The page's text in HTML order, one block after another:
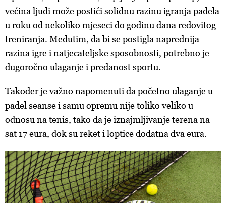
većina ljudi može postići solidnu razinu igranja padela
u roku od nekoliko mjeseci do godinu dana redovitog
treniranja. Međutim, da bi se postigla naprednija
razina igre i natjecateljske sposobnosti, potrebno je
dugoročno ulaganje i predanost sportu.
Također je važno napomenuti da početno ulaganje u
padel seanse i samu opremu nije toliko veliko u
odnosu na tenis, tako da je iznajmljivanje terena na
sat 17 eura, dok su reket i loptice dodatna dva eura.